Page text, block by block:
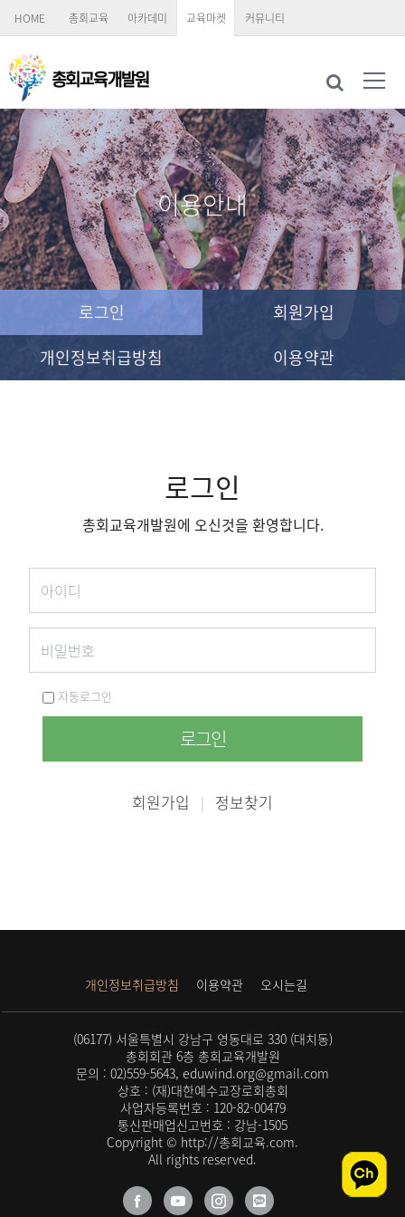
HOME 총회교육 아카데미 교육마켓 커뮤니티
이용안내
로그인
회원가입
개인정보취급방침
이용약관
로그인
총회교육개발원에 오신것을 환영합니다.
자동로그인
로그인
회원가입 | 정보찾기
개인정보취급방침 이용약관 오시는길
(06177) 서울특별시 강남구 영동대로 330 (대치동)
총회회관 6층 총회교육개발원
문의 : 02)559-5643, eduwind.org@gmail.com
상호 : (재)대한예수교장로회총회
사업자등록번호 : 120-82-00479
통신판매업신고번호 : 강남-1505
Copyright © http://총회교육.com.
All rights reserved.